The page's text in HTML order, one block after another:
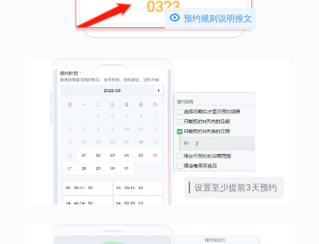
 预约规则说明推文
设置至少提前3天预约